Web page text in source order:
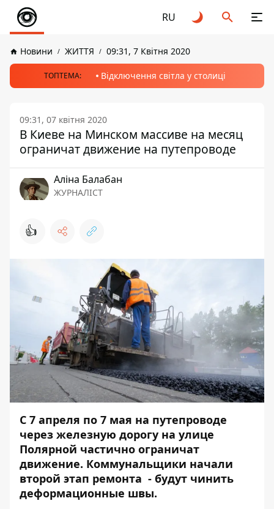
RU
Новини ЖИТТЯ 09:31, 7 Квітня 2020
ТОПТЕМА: Відключення світла у столиці
09:31, 07 квітня 2020
В Киеве на Минском массиве на месяц
ограничат движение на путепроводе
Аліна Балабан
ЖУРНАЛІСТ
👍
С 7 апреля по 7 мая на путепроводе
через железную дорогу на улице
Полярной частично ограничат
движение. Коммунальщики начали
второй этап ремонта - будут чинить
деформационные швы.